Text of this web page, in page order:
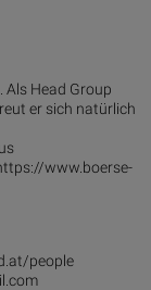
Als Head Group
er sich natürlich
www.boerse-
people